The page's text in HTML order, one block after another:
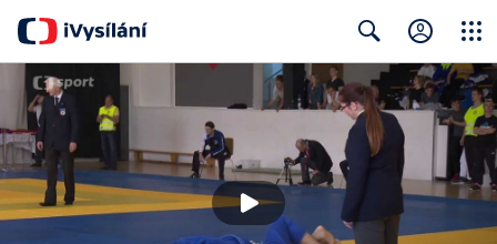
Search Close